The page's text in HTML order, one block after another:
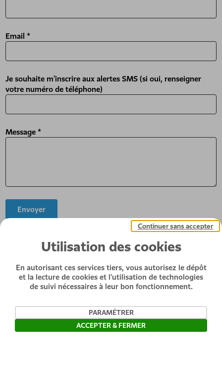
Email*
Je souhaite m'inscrire aux alertes SMS (si oui, renseigner
votre numéro de téléphone)
Message*
Envoyer
Utilisation des cookies
En autorisant ces services tiers, vous autorisez le dépôt
et la lecture de cookies et l'utilisation de technologies
de suivi nécessaires à leur bon fonctionnement.
Continuer sans accepter
PARAMÉTRER
ACCEPTER & FERMER